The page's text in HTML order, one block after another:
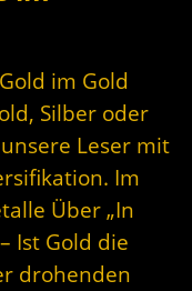
im Gold
Silber oder
Leser mit
Im
Über „In
Ist Gold die
drohenden